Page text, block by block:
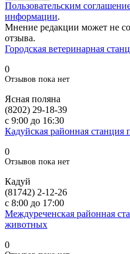
Пользовательским
информации.
Мнение редакции может не
отзыва.
Городская ветеринарная
0
Отзывов пока нет
Ясная поляна
(8202) 29-18-39
с 9:00 до 16:30
Кадуйская районная
0
Отзывов пока нет
Кадуй
(81742) 2-12-26
с 8:00 до 17:00
Междуреченская районная
животных
0